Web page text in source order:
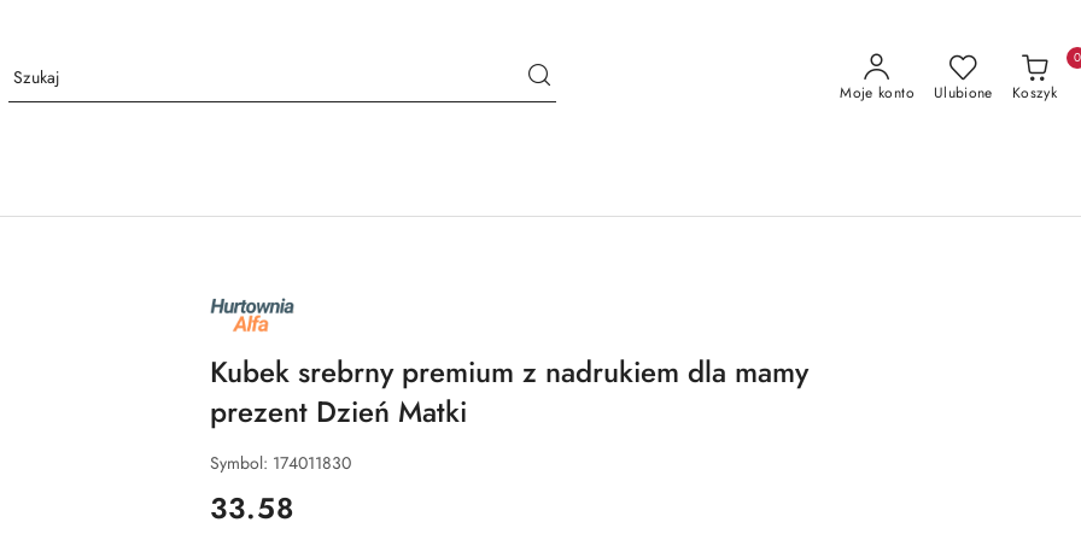
Moje konto Ulubione Koszyk
0
NAZWA
PRODUCENTA:
ALFA
Kubek srebrny premium z nadrukiem dla mamy
prezent Dzień Matki
Symbol: 174011830
cena:
33.58